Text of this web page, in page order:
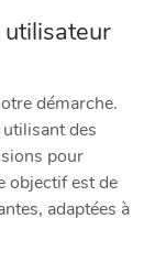
démarche.
des
pour
objectif est de
adaptées à